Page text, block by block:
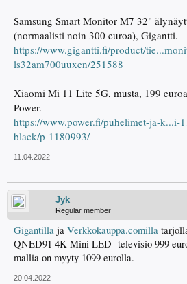
Samsung Smart Monitor M7 32"
(normaalisti noin 300 euroa), Gigantti.
https://www.gigantti.fi/product/
ls32am700uuxen/251588
Xiaomi Mi 11 Lite 5G, musta, 199
Power.
https://www.power.fi/puhelimet-ja-k...i-
black/p-1180993/
11.04.2022
Jyk
Regular member
Gigantilla ja Verkkokauppa.comilla
QNED91 4K Mini LED -televisio 999
mallia on myyty 1099 eurolla.
20.04.2022